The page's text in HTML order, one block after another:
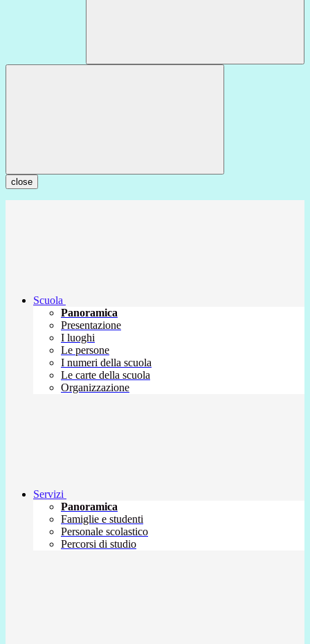
close
Scuola
Panoramica
Presentazione
I luoghi
Le persone
I numeri della scuola
Le carte della scuola
Organizzazione
Servizi
Panoramica
Famiglie e studenti
Personale scolastico
Percorsi di studio